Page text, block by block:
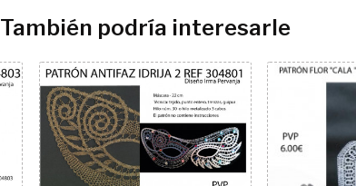
También podría interesarle